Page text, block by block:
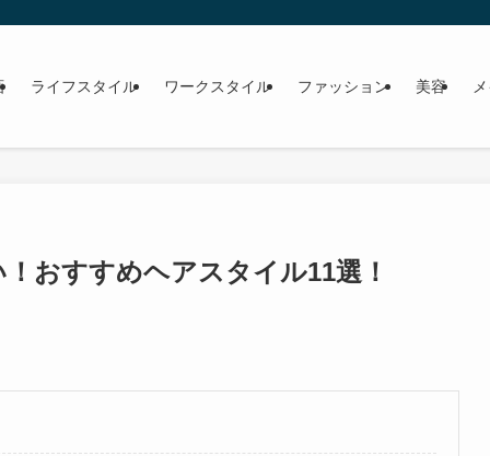
ライフスタイル ワークスタイル ファッション 美容
おすすめヘアスタイル11選！